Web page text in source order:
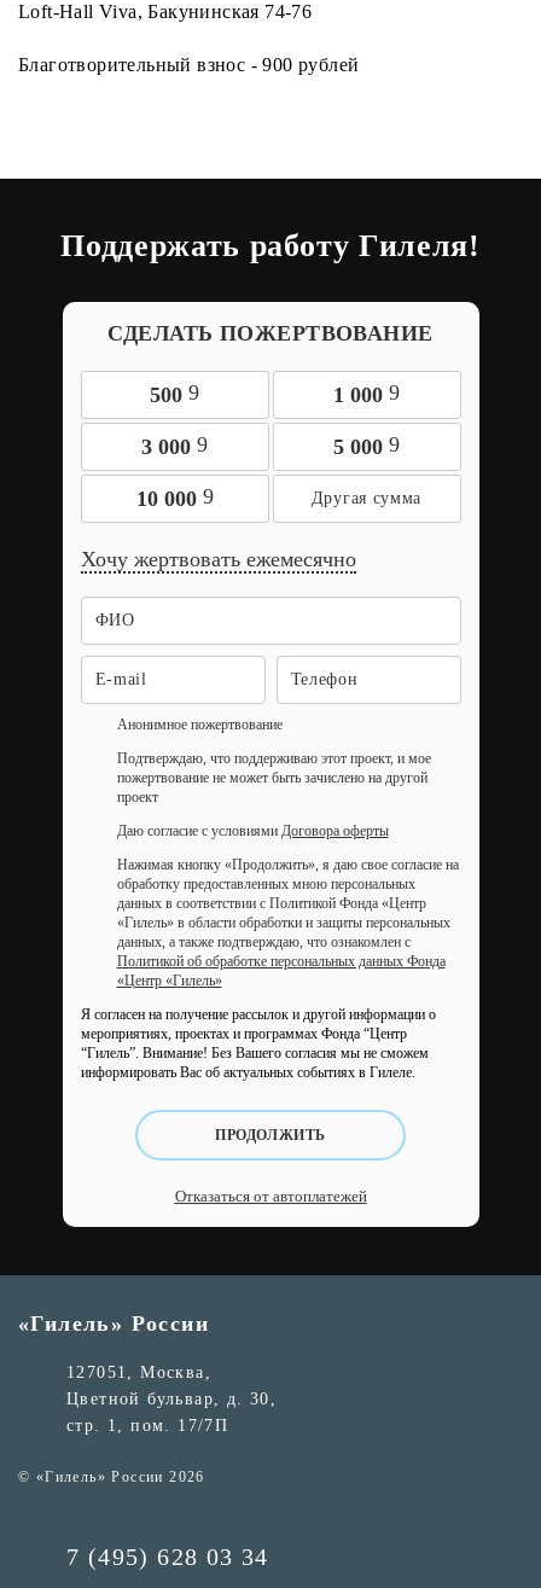
Loft-Hall Viva, Бакунинская 74-76
Благотворительный взнос - 900 рублей
Поддержать работу Гилеля!
СДЕЛАТЬ ПОЖЕРТВОВАНИЕ
500 9 1 000 9
3 000 9 5 000 9
10 000 9
Хочу жертвовать ежемесячно
Анонимное пожертвование
Подтверждаю, что поддерживаю этот проект, и мое
пожертвование не может быть зачислено на другой
проект
Даю согласие с условиями Договора оферты
Нажимая кнопку «Продолжить», я даю свое согласие на
обработку предоставленных мною персональных
данных в соответствии с Политикой Фонда «Центр
«Гилель» в области обработки и защиты персональных
данных, а также подтверждаю, что ознакомлен с
Политикой об обработке персональных данных Фонда
«Центр «Гилель»
Я согласен на получение рассылок и другой информации о
мероприятиях, проектах и программах Фонда “Центр
“Гилель”. Внимание! Без Вашего согласия мы не сможем
информировать Вас об актуальных событиях в Гилеле.
ПРОДОЛЖИТЬ
Отказаться от автоплатежей
«Гилель» России
127051, Москва,
Цветной бульвар, д. 30,
стр. 1, пом. 17/7П
© «Гилель» России 2026
7 (495) 628 03 34